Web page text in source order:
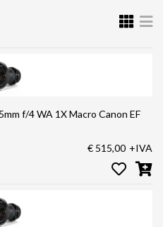
Laowa Venus Optics obiettivo 15mm f/4 WA 1X Macro Canon EF
€ 515,00 +IVA